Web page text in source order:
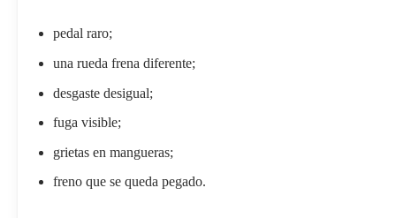
pedal raro;
una rueda frena diferente;
desgaste desigual;
fuga visible;
grietas en mangueras;
freno que se queda pegado.